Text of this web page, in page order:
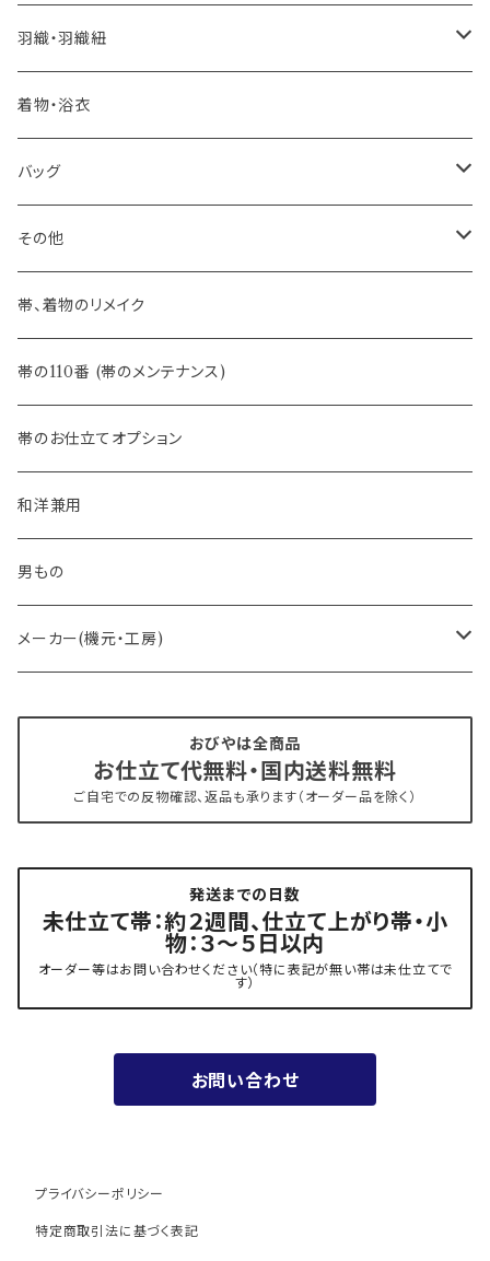
憧れの高級カジュアル帯
河合美術織物 訪問着に合わせる袋帯
訪問着に合わせるフォーマル帯
３万円台♪高見え袋帯・名古屋帯
- 染め帯
- 袋帯・洒落袋帯
- 名古屋帯
八寸名古屋帯 (松葉仕立て)
- オールシーズン帯
- 夏帯
- 半幅帯
- 大人兵児帯
- おびやオリジナル・別注
- オーダー帯
- 京袋帯・開き仕立て
- 新古帯、中古・リサイクル帯 (メンテナンス済み)
夏用
- 振袖の帯・ママ振り・振袖用袋帯
- 大津工房 荒尾ちどり
羽織・羽織紐
-おびやオリジナル
着物・浴衣
バッグ
-おびやオリジナル
その他
-おびやオリジナル
-フィカレ
帯、着物のリメイク
帯の110番 (帯のメンテナンス)
帯のお仕立てオプション
和洋兼用
男もの
メーカー(機元・工房)
博多織 西村織物
『marumasa.fab』丸正織物
おびやは全商品
お仕立て代無料・国内送料無料
ご自宅での反物確認、返品も承ります（オーダー品を除く）
発送までの日数
未仕立て帯：約２週間、仕立て上がり帯・小
物：３～５日以内
オーダー等はお問い合わせください（特に表記が無い帯は未仕立てで
す）
お問い合わせ
プライバシーポリシー
特定商取引法に基づく表記